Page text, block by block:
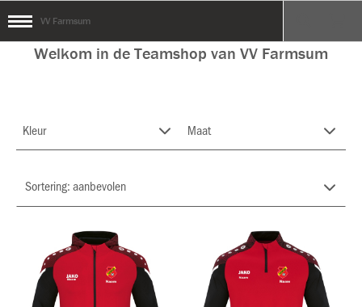
VV Farmsum
Welkom in de Teamshop van VV Farmsum
Kleur Maat